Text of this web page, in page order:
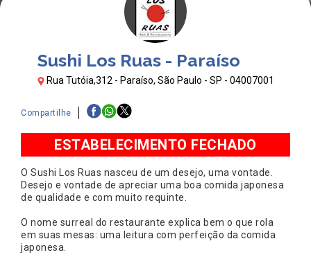
Sushi Los Ruas - Paraíso
Rua Tutóia,312 - Paraíso, São Paulo - SP - 04007001
Compartilhe
ESTABELECIMENTO FECHADO
O Sushi Los Ruas nasceu de um desejo, uma vontade.
Desejo e vontade de apreciar uma boa comida japonesa
de qualidade e com muito requinte.
O nome surreal do restaurante explica bem o que rola
em suas mesas: uma leitura com perfeição da comida
japonesa.